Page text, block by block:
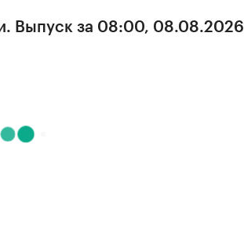
Выпуск за 08:00, 08.08.2026